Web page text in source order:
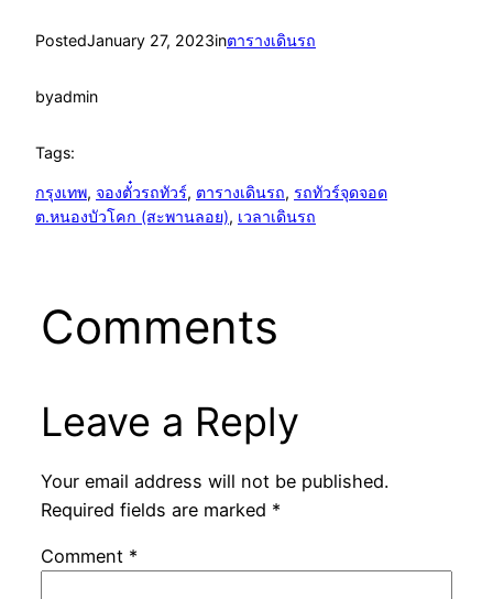
PostedJanuary 27, 2023inตารางเดินรถ
byadmin
Tags:
กรุงเทพ, จองตั๋วรถทัวร์, ตารางเดินรถ, รถทัวร์จุดจอด
ต.หนองบัวโคก (สะพานลอย), เวลาเดินรถ
Comments
Leave a Reply
Your email address will not be published.
Required fields are marked *
Comment *